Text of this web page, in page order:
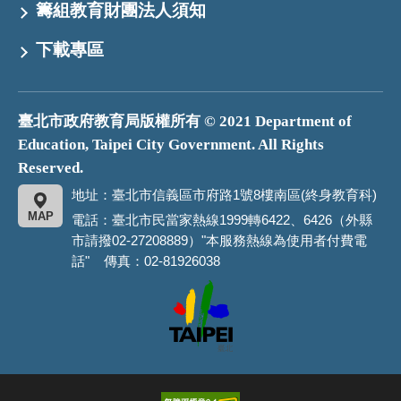
籌組教育財團法人須知
下載專區
臺北市政府教育局版權所有 © 2021 Department of
Education, Taipei City Government. All Rights
Reserved.
地址：臺北市信義區市府路1號8樓南區(終身教育科)
MAP
電話：臺北市民當家熱線1999轉6422、6426（外縣
市請撥02-27208889）"本服務熱線為使用者付費電
話" 傳真：02-81926038
市
政